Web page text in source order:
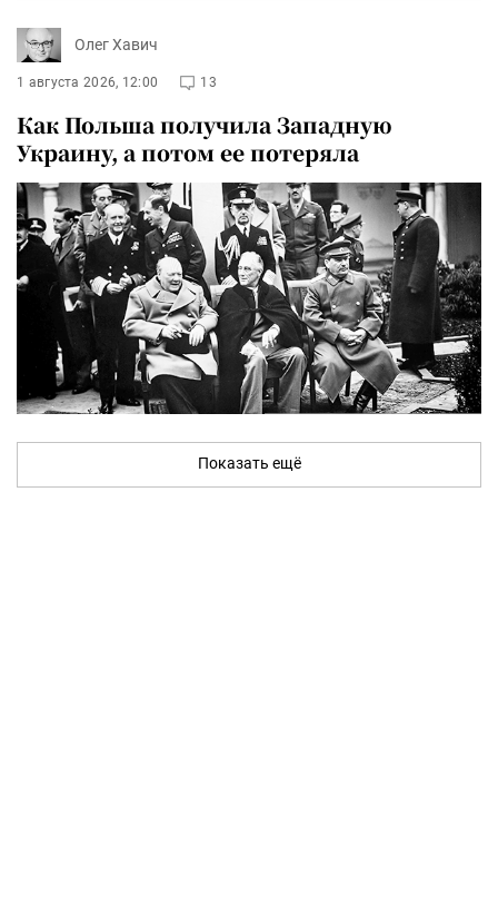
Олег Хавич
1 августа 2026, 12:00 13
Как Польша получила Западную
Украину, а потом ее потеряла
Показать ещё